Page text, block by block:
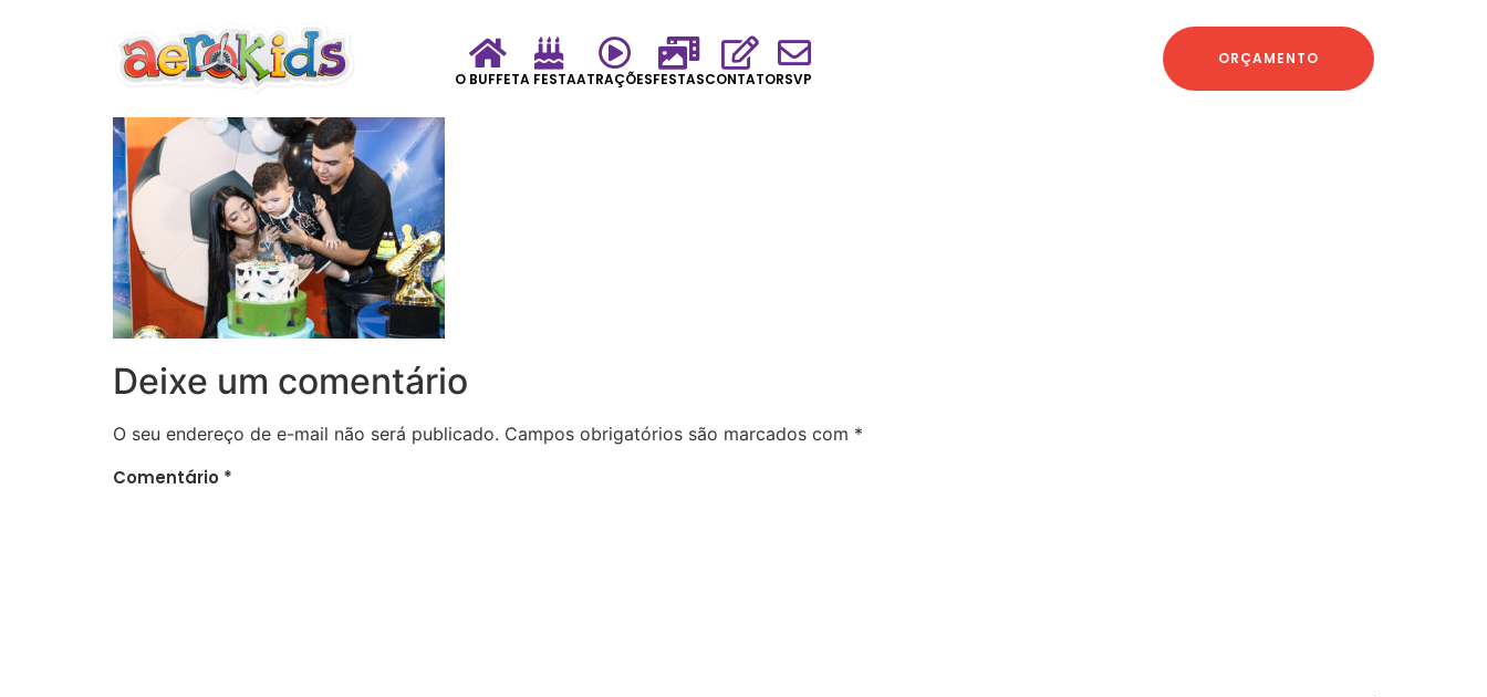
O BUFFETA FESTAATRAÇÕESFESTASCONTATORSVP
ORÇAMENTO
Deixe um comentário
O seu endereço de e-mail não será publicado. Campos obrigatórios são marcados com *
Comentário *